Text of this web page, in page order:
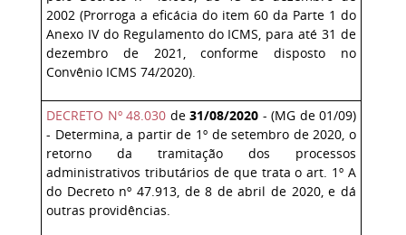
2002 (Prorroga a eficácia do item 60 da Parte 1 do
Anexo IV do Regulamento do ICMS, para até 31 de
dezembro de 2021, conforme disposto no
Convênio ICMS 74/2020).
DECRETO Nº 48.030 de 31/08/2020 - (MG de 01/09)
- Determina, a partir de 1º de setembro de 2020, o
retorno da tramitação dos processos
administrativos tributários de que trata o art. 1º A
do Decreto nº 47.913, de 8 de abril de 2020, e dá
outras providências.